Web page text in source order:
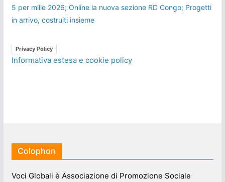
5 per mille 2026; Online la nuova sezione RD Congo; Progetti
in arrivo, costruiti insieme
Privacy Policy
Informativa estesa e cookie policy
Colophon
Voci Globali è Associazione di Promozione Sociale